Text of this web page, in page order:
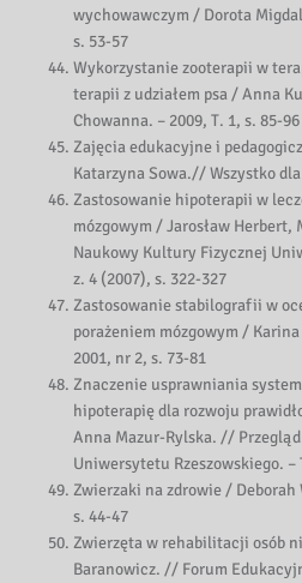
wychowawczym / Dorota
s. 53-57
Wykorzystanie zooterapii w
terapii z udziałem psa / Anna
Chowanna. – 2009, T. 1, s. 85-96
Zajęcia edukacyjne i
Katarzyna Sowa.// Wszystko
Zastosowanie hipoterapii w
mózgowym / Jarosław
Naukowy Kultury Fizycznej
z. 4 (2007), s. 322-327
Zastosowanie stabilografii w
porażeniem mózgowym /
2001, nr 2, s. 73-81
Znaczenie usprawniania
hipoterapię dla rozwoju
Anna Mazur-Rylska. //
Uniwersytetu Rzeszowskiego. –
Zwierzaki na zdrowie /
s. 44-47
Zwierzęta w rehabilitacji osób
Baranowicz. // Forum